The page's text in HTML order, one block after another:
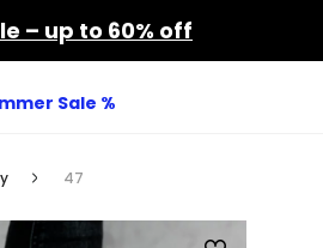
– up to 60% off
Sale %
47